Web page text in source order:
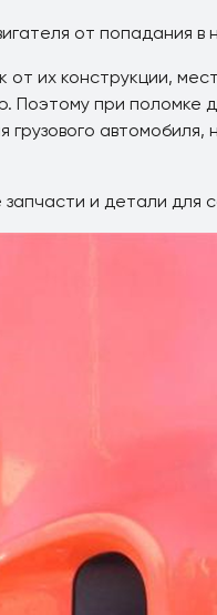
от попадания в
от их конструкции,
Поэтому при
автомобиля,
и детали для